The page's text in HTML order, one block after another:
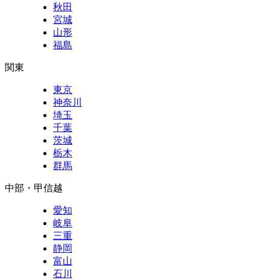
秋田
宮城
山形
福島
関東
東京
神奈川
埼玉
千葉
茨城
栃木
群馬
中部・甲信越
愛知
岐阜
三重
静岡
富山
石川